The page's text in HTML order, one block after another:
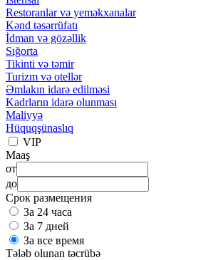
Restoranlar və yeməkxanalar
Kənd təsərrüfatı
İdman və gözəllik
Sığorta
Tikinti və təmir
Turizm və otellər
Əmlakın idarə edilməsi
Kadrların idarə olunması
Maliyyə
Hüquqşünaslıq
VIP
Maaş
от
до
Срок размещения
За 24 часа
За 7 дней
За все время
Tələb olunan təcrübə